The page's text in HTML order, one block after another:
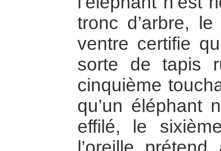
tronc d’arbre,
ventre certifie
sorte de tapis
cinquième
qu’un éléphant
effilé, le